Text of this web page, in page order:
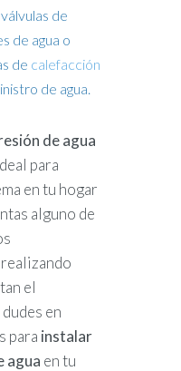
válvulas de
de agua o
de calefacción
de agua.
de agua
para
en tu hogar
alguno de
el
en
para instalar
agua en tu